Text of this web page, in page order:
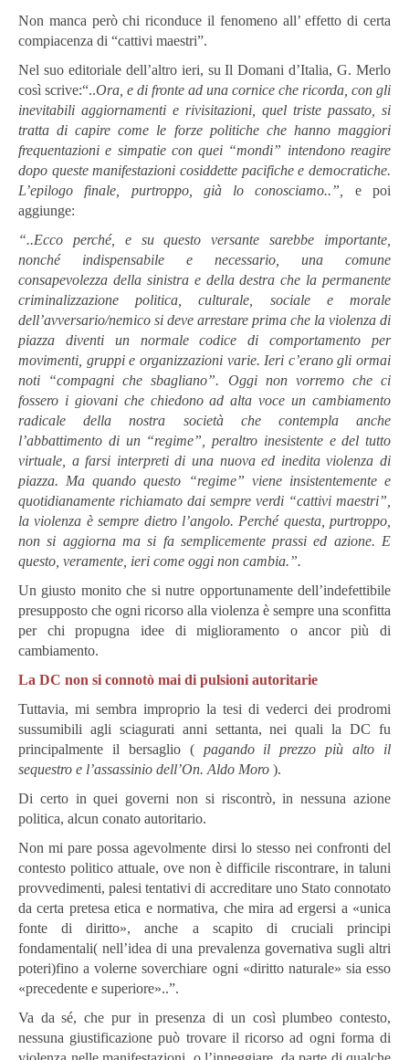
Non manca però chi riconduce il fenomeno all’ effetto di certa
compiacenza di “cattivi maestri”.
Nel suo editoriale dell’altro ieri, su Il Domani d’Italia, G. Merlo
così scrive:“..Ora, e di fronte ad una cornice che ricorda, con gli
inevitabili aggiornamenti e rivisitazioni, quel triste passato, si
tratta di capire come le forze politiche che hanno maggiori
frequentazioni e simpatie con quei “mondi” intendono reagire
dopo queste manifestazioni cosiddette pacifiche e democratiche.
L’epilogo finale, purtroppo, già lo conosciamo..”, e poi
aggiunge:
“..Ecco perché, e su questo versante sarebbe importante,
nonché indispensabile e necessario, una comune
consapevolezza della sinistra e della destra che la permanente
criminalizzazione politica, culturale, sociale e morale
dell’avversario/nemico si deve arrestare prima che la violenza di
piazza diventi un normale codice di comportamento per
movimenti, gruppi e organizzazioni varie. Ieri c’erano gli ormai
noti “compagni che sbagliano”. Oggi non vorremo che ci
fossero i giovani che chiedono ad alta voce un cambiamento
radicale della nostra società che contempla anche
l’abbattimento di un “regime”, peraltro inesistente e del tutto
virtuale, a farsi interpreti di una nuova ed inedita violenza di
piazza. Ma quando questo “regime” viene insistentemente e
quotidianamente richiamato dai sempre verdi “cattivi maestri”,
la violenza è sempre dietro l’angolo. Perché questa, purtroppo,
non si aggiorna ma si fa semplicemente prassi ed azione. E
questo, veramente, ieri come oggi non cambia.”.
Un giusto monito che si nutre opportunamente dell’indefettibile
presupposto che ogni ricorso alla violenza è sempre una sconfitta
per chi propugna idee di miglioramento o ancor più di
cambiamento.
La DC non si connotò mai di pulsioni autoritarie
Tuttavia, mi sembra improprio la tesi di vederci dei prodromi
sussumibili agli sciagurati anni settanta, nei quali la DC fu
principalmente il bersaglio ( pagando il prezzo più alto il
sequestro e l’assassinio dell’On. Aldo Moro ).
Di certo in quei governi non si riscontrò, in nessuna azione
politica, alcun conato autoritario.
Non mi pare possa agevolmente dirsi lo stesso nei confronti del
contesto politico attuale, ove non è difficile riscontrare, in taluni
provvedimenti, palesi tentativi di accreditare uno Stato connotato
da certa pretesa etica e normativa, che mira ad ergersi a «unica
fonte di diritto», anche a scapito di cruciali principi
fondamentali( nell’idea di una prevalenza governativa sugli altri
poteri)fino a volerne soverchiare ogni «diritto naturale» sia esso
«precedente e superiore»..”.
Va da sé, che pur in presenza di un così plumbeo contesto,
nessuna giustificazione può trovare il ricorso ad ogni forma di